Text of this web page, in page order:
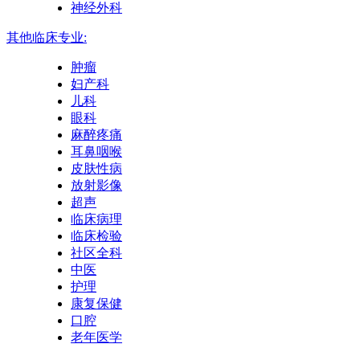
神经外科
其他临床专业:
肿瘤
妇产科
儿科
眼科
麻醉疼痛
耳鼻咽喉
皮肤性病
放射影像
超声
临床病理
临床检验
社区全科
中医
护理
康复保健
口腔
老年医学